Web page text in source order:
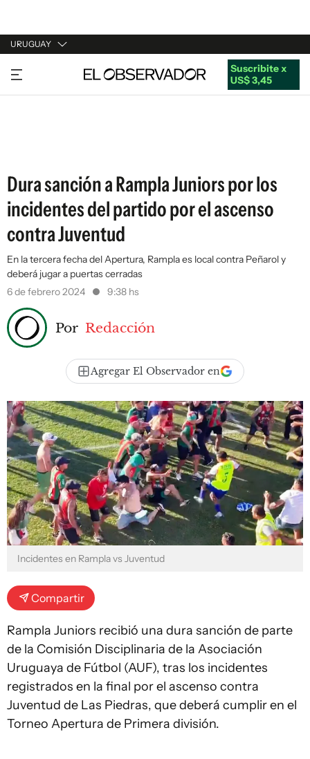
URUGUAY
URUGUAY
ARGENTINA
Suscribite x
US$ 3,45
Dura sanción a Rampla Juniors por los
incidentes del partido por el ascenso
contra Juventud
En la tercera fecha del Apertura, Rampla es local contra Peñarol y
deberá jugar a puertas cerradas
6 de febrero 2024
9:38 hs
Por Redacción
Agregar El Observador en
Incidentes en Rampla vs Juventud
Compartir
Rampla Juniors recibió una dura sanción de parte
de la Comisión Disciplinaria de la Asociación
Uruguaya de Fútbol (AUF), tras los incidentes
registrados en la final por el ascenso contra
Juventud de Las Piedras, que deberá cumplir en el
Torneo Apertura de Primera división.